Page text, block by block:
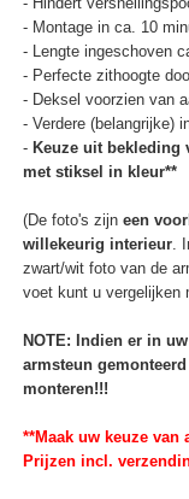
- Montage in ca. 10
- Lengte ingeschoven
- Perfecte zithoogte
- Deksel voorzien van
- Verdere (belangrijke)
- Keuze uit bekleding
met stiksel in kleur**
(De foto's zijn een
willekeurig interieur.
zwart/wit foto van de
voet kunt u vergelijken
NOTE: Indien er in
armsteun
monteren!!!
**Maak uw keuze van
Prijzen incl.